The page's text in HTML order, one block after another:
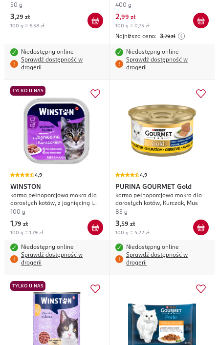
kaczką, z kurczakiem, z indykiem
50 g
3,29 zł
100 g = 6,58 zł
Niedostępny online
Sprawdź dostępność w
drogerii
łososiowatymi w galarecie o
400 g
2,99 zł
100 g = 0,75 zł
Najniższa cena: 3,79 zł
Niedostępny online
Sprawdź dostępność w
drogerii
TYLKO U NAS
4,9
WINSTON
karma pełnoporcjowa mokra dla
dorosłych kotów, z jagnięciną i
kurczakiem
100 g
1 ,79 zł
100 g = 1,79 zł
Niedostępny online
Sprawdź dostępność w
drogerii
4,9
PURINA GOURMET Gold
karma pełnoporcjowa mokra dla
dorosłych kotów, Kurczak, Mus
85 g
3,59 zł
100 g = 4,22 zł
Niedostępny online
Sprawdź dostępność w
drogerii
TYLKO U NAS